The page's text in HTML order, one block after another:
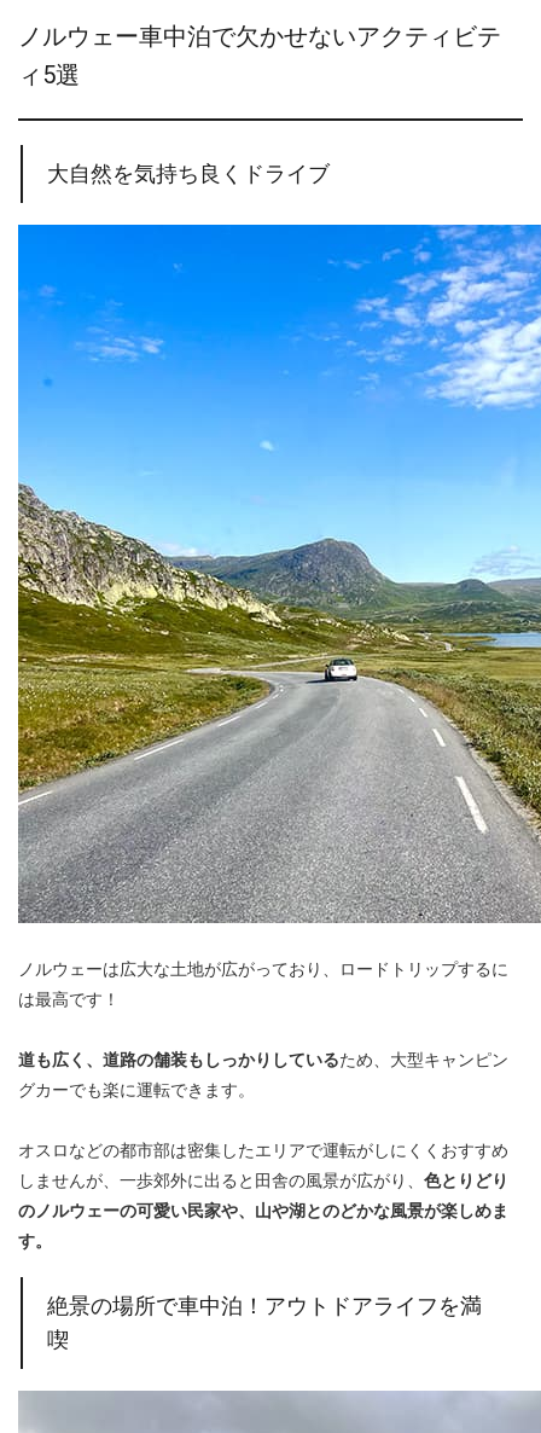
ノルウェー車中泊で欠かせないアクティビテ
ィ5選
大自然を気持ち良くドライブ
ノルウェーは広大な土地が広がっており、ロードトリップするに
は最高です！
道も広く、道路の舗装もしっかりしているため、大型キャンピン
グカーでも楽に運転できます。
オスロなどの都市部は密集したエリアで運転がしにくくおすすめ
しませんが、一歩郊外に出ると田舎の風景が広がり、 色とりどり
のノルウェーの可愛い民家や、山や湖とのどかな風景が楽しめま
す。
絶景の場所で車中泊！アウトドアライフを満
喫